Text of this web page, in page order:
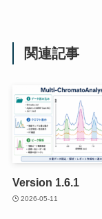
関連記事
Version 1.6.1
2026-05-11